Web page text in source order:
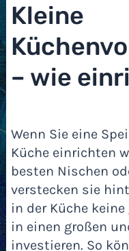
Kleine
– wie
Wenn Sie eine
Küche einrichten
besten Nischen
verstecken sie
in der Küche
in einen großen
investieren. So